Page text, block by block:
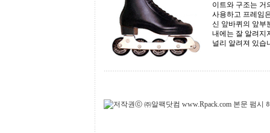
이트와 구조는 거
사용하고 프레임
신 앞바퀴의 앞부
내에는 잘 알려지
널리 알려져 있습